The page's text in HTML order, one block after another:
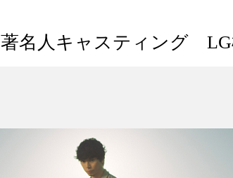
著名人キャスティング LG